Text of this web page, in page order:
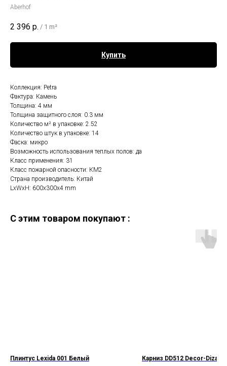
Aberhof
2 396 р. / 1 m²
Купить
Коллекция: Petra
Фактура: Камень
Толщина: 4 мм
Толщина защитного слоя: 0.3 мм
Количество м² в упаковке: 2.52
Количество штук в упаковке: 14
Фаска: микро
Возможность использования теплых полов: да
Класс применения: 31
Класс пожарной опасности: КМ2
Страна производитель: Китай
LxWxH: 600x300x4 mm
C этим товаром покупают :
Плинтус Lexida 001 Белый Карниз DD512 Decor-Dizayn